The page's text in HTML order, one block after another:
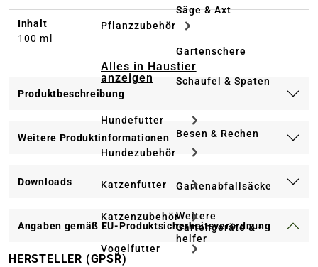
Pflanzzubehör
Alles in Haustier
anzeigen
Hundefutter
Hundezubehör
Katzenfutter
Katzenzubehör
Vogelfutter
Säge & Axt
Gartenschere
Schaufel & Spaten
Besen & Rechen
Gartenabfallsäcke
Weitere
Gartengeräte & -
helfer
Inhalt
100 ml
Produktbeschreibung
Weitere Produktinformationen
Downloads
Angaben gemäß EU-Produktsicherheitsverordnung
HERSTELLER (GPSR)